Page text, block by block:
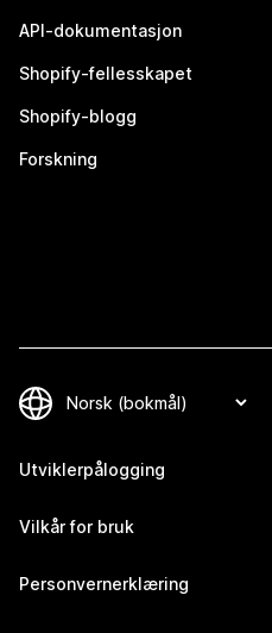
API-dokumentasjon
Shopify-fellesskapet
Shopify-blogg
Forskning
Utviklerpålogging
Vilkår for bruk
Personvernerklæring